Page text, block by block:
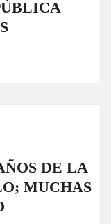
DE LA
MUCHAS